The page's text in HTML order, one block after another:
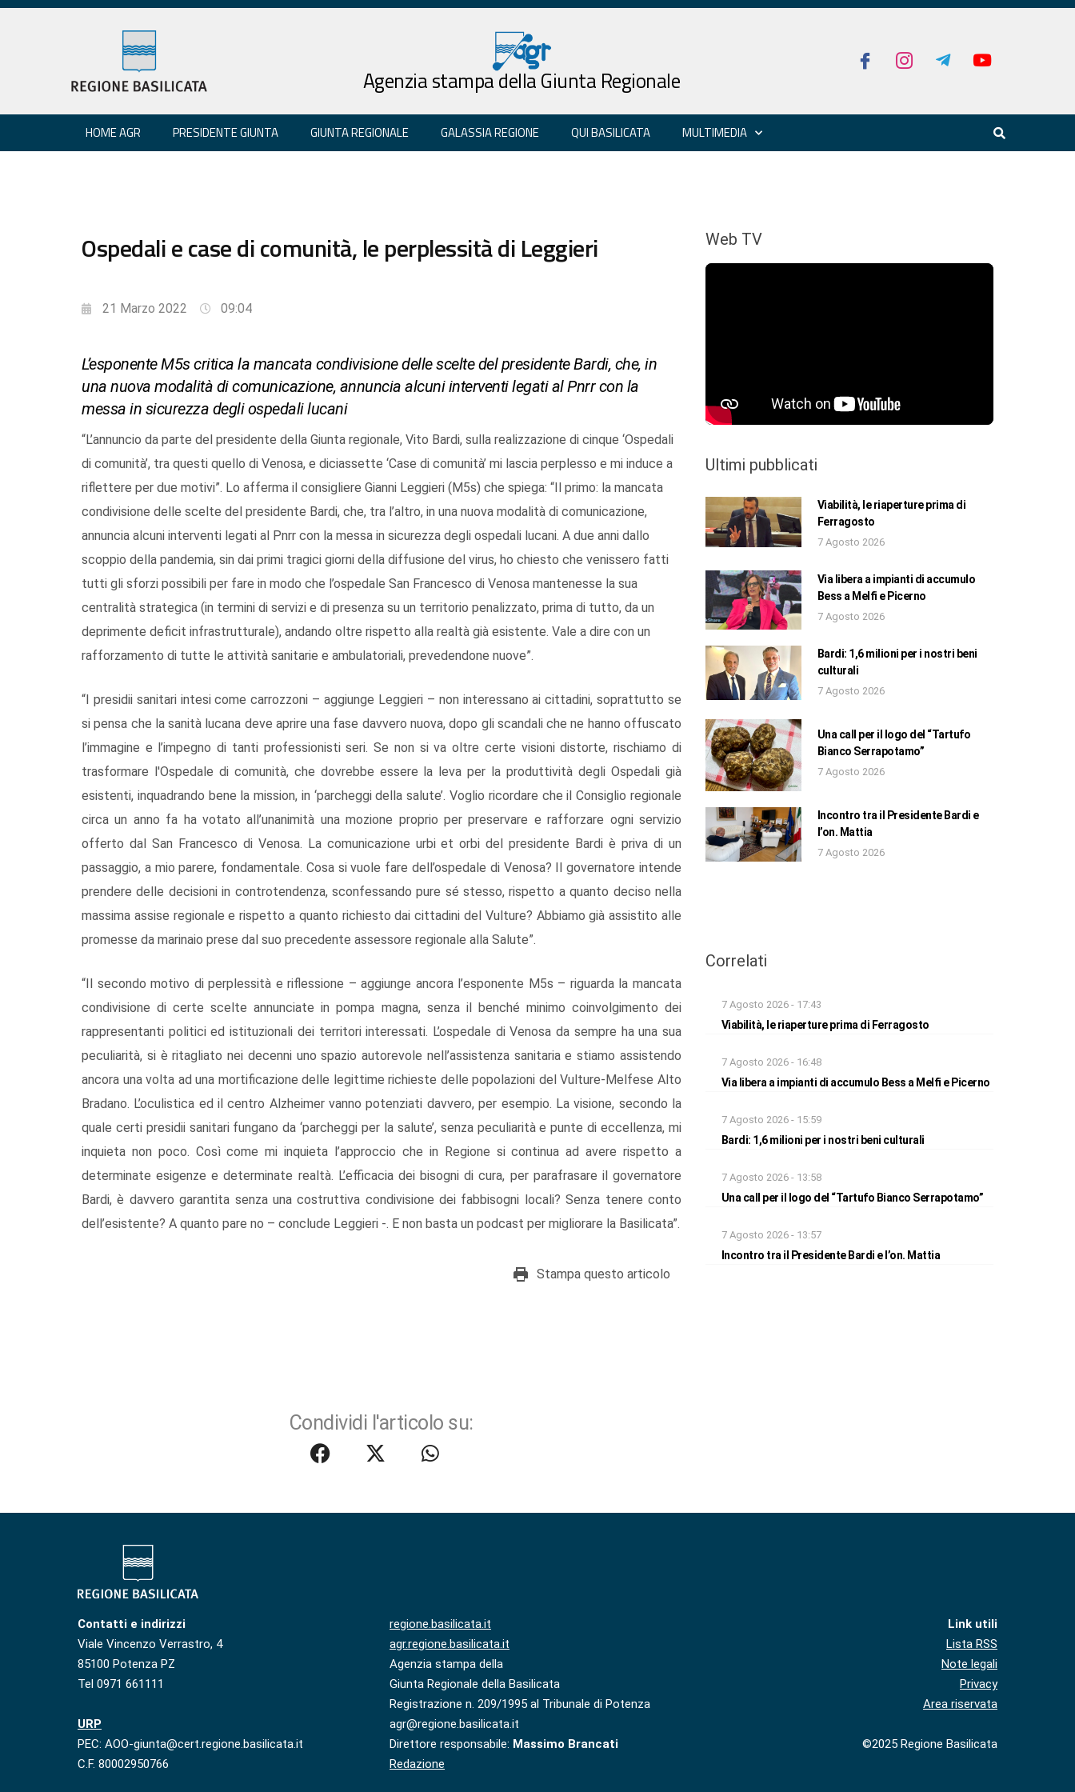
Agenzia stampa della Giunta Regionale
HOME AGR PRESIDENTE GIUNTA GIUNTA REGIONALE GALASSIA REGIONE QUI BASILICATA MULTIMEDIA
Ospedali e case di comunità, le perplessità di Leggieri
21 Marzo 2022 09:04
L’esponente M5s critica la mancata condivisione delle scelte del presidente Bardi, che, in
una nuova modalità di comunicazione, annuncia alcuni interventi legati al Pnrr con la
messa in sicurezza degli ospedali lucani
“L’annuncio da parte del presidente della Giunta regionale, Vito Bardi, sulla realizzazione di cinque ‘Ospedali
di comunità’, tra questi quello di Venosa, e diciassette ‘Case di comunità’ mi lascia perplesso e mi induce a
riflettere per due motivi”. Lo afferma il consigliere Gianni Leggieri (M5s) che spiega: “Il primo: la mancata
condivisione delle scelte del presidente Bardi, che, tra l’altro, in una nuova modalità di comunicazione,
annuncia alcuni interventi legati al Pnrr con la messa in sicurezza degli ospedali lucani. A due anni dallo
scoppio della pandemia, sin dai primi tragici giorni della diffusione del virus, ho chiesto che venissero fatti
tutti gli sforzi possibili per fare in modo che l’ospedale San Francesco di Venosa mantenesse la sua
centralità strategica (in termini di servizi e di presenza su un territorio penalizzato, prima di tutto, da un
deprimente deficit infrastrutturale), andando oltre rispetto alla realtà già esistente. Vale a dire con un
rafforzamento di tutte le attività sanitarie e ambulatoriali, prevedendone nuove”.
“I presidii sanitari intesi come carrozzoni – aggiunge Leggieri – non interessano ai cittadini, soprattutto se
si pensa che la sanità lucana deve aprire una fase davvero nuova, dopo gli scandali che ne hanno offuscato
l’immagine e l’impegno di tanti professionisti seri. Se non si va oltre certe visioni distorte, rischiamo di
trasformare l'Ospedale di comunità, che dovrebbe essere la leva per la produttività degli Ospedali già
esistenti, inquadrando bene la mission, in ‘parcheggi della salute’. Voglio ricordare che il Consiglio regionale
circa un anno fa ha votato all’unanimità una mozione proprio per preservare e rafforzare ogni servizio
offerto dal San Francesco di Venosa. La comunicazione urbi et orbi del presidente Bardi è priva di un
passaggio, a mio parere, fondamentale. Cosa si vuole fare dell’ospedale di Venosa? Il governatore intende
prendere delle decisioni in controtendenza, sconfessando pure sé stesso, rispetto a quanto deciso nella
massima assise regionale e rispetto a quanto richiesto dai cittadini del Vulture? Abbiamo già assistito alle
promesse da marinaio prese dal suo precedente assessore regionale alla Salute”.
“Il secondo motivo di perplessità e riflessione – aggiunge ancora l’esponente M5s – riguarda la mancata
condivisione di certe scelte annunciate in pompa magna, senza il benché minimo coinvolgimento dei
rappresentanti politici ed istituzionali dei territori interessati. L’ospedale di Venosa da sempre ha una sua
peculiarità, si è ritagliato nei decenni uno spazio autorevole nell’assistenza sanitaria e stiamo assistendo
ancora una volta ad una mortificazione delle legittime richieste delle popolazioni del Vulture-Melfese Alto
Bradano. L’oculistica ed il centro Alzheimer vanno potenziati davvero, per esempio. La visione, secondo la
quale certi presidii sanitari fungano da ‘parcheggi per la salute’, senza peculiarità e punte di eccellenza, mi
inquieta non poco. Così come mi inquieta l’approccio che in Regione si continua ad avere rispetto a
determinate esigenze e determinate realtà. L’efficacia dei bisogni di cura, per parafrasare il governatore
Bardi, è davvero garantita senza una costruttiva condivisione dei fabbisogni locali? Senza tenere conto
dell’esistente? A quanto pare no – conclude Leggieri -. E non basta un podcast per migliorare la Basilicata”.
Stampa questo articolo
Condividi l'articolo su:
Web TV
Ultimi pubblicati
Viabilità, le riaperture prima di
Ferragosto
7 Agosto 2026
Via libera a impianti di accumulo
Bess a Melfi e Picerno
7 Agosto 2026
Bardi: 1,6 milioni per i nostri beni
culturali
7 Agosto 2026
Una call per il logo del “Tartufo
Bianco Serrapotamo”
7 Agosto 2026
Incontro tra il Presidente Bardi e
l’on. Mattia
7 Agosto 2026
Correlati
7 Agosto 2026 - 17:43
Viabilità, le riaperture prima di Ferragosto
7 Agosto 2026 - 16:48
Via libera a impianti di accumulo Bess a Melfi e Picerno
7 Agosto 2026 - 15:59
Bardi: 1,6 milioni per i nostri beni culturali
7 Agosto 2026 - 13:58
Una call per il logo del “Tartufo Bianco Serrapotamo”
7 Agosto 2026 - 13:57
Incontro tra il Presidente Bardi e l’on. Mattia
Contatti e indirizzi
Viale Vincenzo Verrastro, 4
85100 Potenza PZ
Tel 0971 661111
URP
PEC: AOO-giunta@cert.regione.basilicata.it
C.F. 80002950766
regione.basilicata.it
agr.regione.basilicata.it
Agenzia stampa della
Giunta Regionale della Basilicata
Registrazione n. 209/1995 al Tribunale di Potenza
agr@regione.basilicata.it
Direttore responsabile: Massimo Brancati
Redazione
Link utili
Lista RSS
Note legali
Privacy
Area riservata
©2025 Regione Basilicata